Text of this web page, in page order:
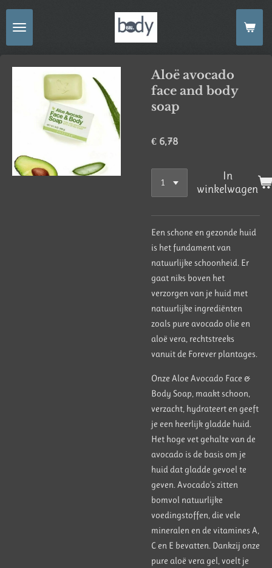
Ga
direct
naar
hoofdinhoud
Aloë avocado
face and body
soap
€ 6,78
In
winkelwagen
Een schone en gezonde huid
is het fundament van
natuurlijke schoonheid. Er
gaat niks boven het
verzorgen van je huid met
natuurlijke ingrediënten
zoals pure avocado olie en
aloë vera, rechtstreeks
vanuit de Forever plantages.
Onze Aloe Avocado Face &
Body Soap, maakt schoon,
verzacht, hydrateert en geeft
je een heerlijk gladde huid.
Het hoge vet gehalte van de
avocado is de basis om je
huid dat gladde gevoel te
geven. Avocado's zitten
bomvol natuurlijke
voedingstoffen, die vele
mineralen en de vitamines A,
C en E bevatten. Dankzij onze
pure aloë vera gel, voelt je